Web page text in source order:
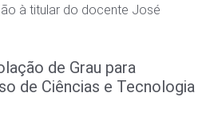
à titular do docente José
de Grau para
de Ciências e Tecnologia